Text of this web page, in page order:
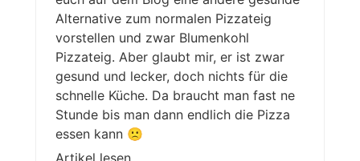
Alternative zum normalen Pizzateig
vorstellen und zwar Blumenkohl
Pizzateig. Aber glaubt mir, er ist zwar
gesund und lecker, doch nichts für die
schnelle Küche. Da braucht man fast ne
Stunde bis man dann endlich die Pizza
essen kann 🙁
Artikel lesen